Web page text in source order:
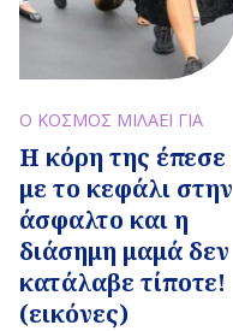
Ο ΚΟΣΜΟΣ ΜΙΛΑΕΙ ΓΙΑ
Η κόρη της έπεσε
με το κεφάλι στην
άσφαλτο και η
διάσημη μαμά δεν
κατάλαβε τίποτε!
(εικόνες)